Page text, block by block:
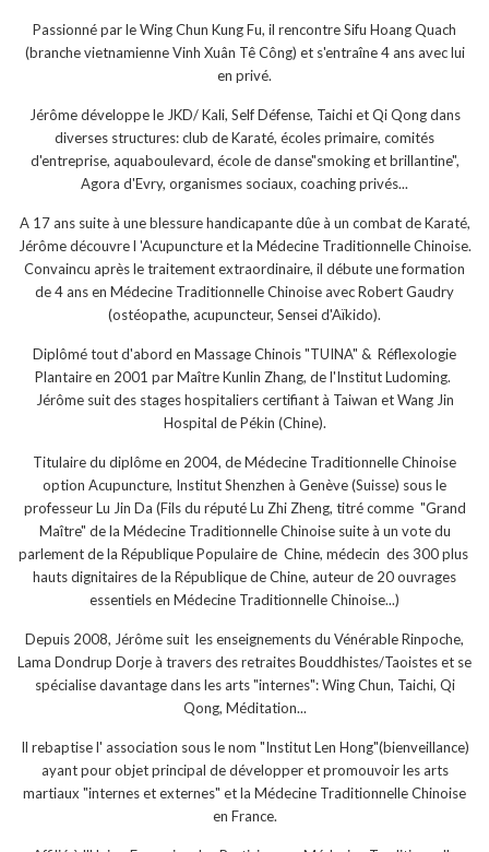
Passionné par le Wing Chun Kung Fu, il rencontre Sifu Hoang Quach
(branche vietnamienne Vinh Xuân Tê Công) et s'entraîne 4 ans avec lui
en privé.
Jérôme développe le JKD/ Kali, Self Défense, Taichi et Qi Qong dans
diverses structures: club de Karaté, écoles primaire, comités
d'entreprise, aquaboulevard, école de danse"smoking et brillantine",
Agora d'Evry, organismes sociaux, coaching privés...
A 17 ans suite à une blessure handicapante dûe à un combat de Karaté,
Jérôme découvre l 'Acupuncture et la Médecine Traditionnelle Chinoise.
Convaincu après le traitement extraordinaire, il débute une formation
de 4 ans en Médecine Traditionnelle Chinoise avec Robert Gaudry
(ostéopathe, acupuncteur, Sensei d'Aïkido).
Diplômé tout d'abord en Massage Chinois "TUINA" & Réflexologie
Plantaire en 2001 par Maître Kunlin Zhang, de l'Institut Ludoming.
Jérôme suit des stages hospitaliers certifiant à Taiwan et Wang Jin
Hospital de Pékin (Chine).
Titulaire du diplôme en 2004, de Médecine Traditionnelle Chinoise
option Acupuncture, Institut Shenzhen à Genève (Suisse) sous le
professeur Lu Jin Da (Fils du réputé Lu Zhi Zheng, titré comme "Grand
Maître" de la Médecine Traditionnelle Chinoise suite à un vote du
parlement de la République Populaire de Chine, médecin des 300 plus
hauts dignitaires de la République de Chine, auteur de 20 ouvrages
essentiels en Médecine Traditionnelle Chinoise...)
Depuis 2008, Jérôme suit les enseignements du Vénérable Rinpoche,
Lama Dondrup Dorje à travers des retraites Bouddhistes/Taoistes et se
spécialise davantage dans les arts "internes": Wing Chun, Taichi, Qi
Qong, Méditation...
Il rebaptise l' association sous le nom "Institut Len Hong"(bienveillance)
ayant pour objet principal de développer et promouvoir les arts
martiaux "internes et externes" et la Médecine Traditionnelle Chinoise
en France.